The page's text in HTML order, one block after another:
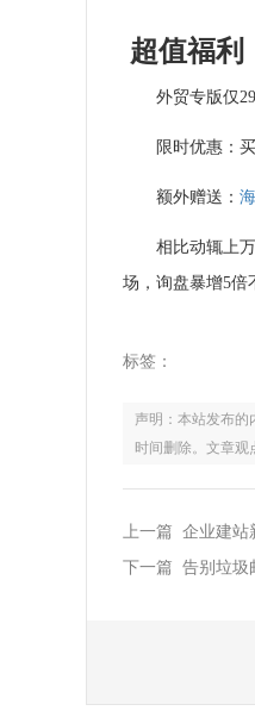
超值福利
外贸专版仅
限时优惠：
额外赠送：
相比动辄上
场，询盘暴增5倍
标签：
声明：本站发布
时间删除。文章观
上一篇 企业建
下一篇 告别垃圾